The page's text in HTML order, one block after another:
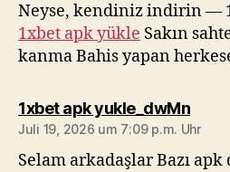
Neyse, kendiniz indirin —
1xbet apk yükle Sakın
kanma Bahis yapan
1xbet apk yukle_dwMnsagt:
Juli 19, 2026 um 7:09 p.m. Uhr
Selam arkadaşlar Bazı apk